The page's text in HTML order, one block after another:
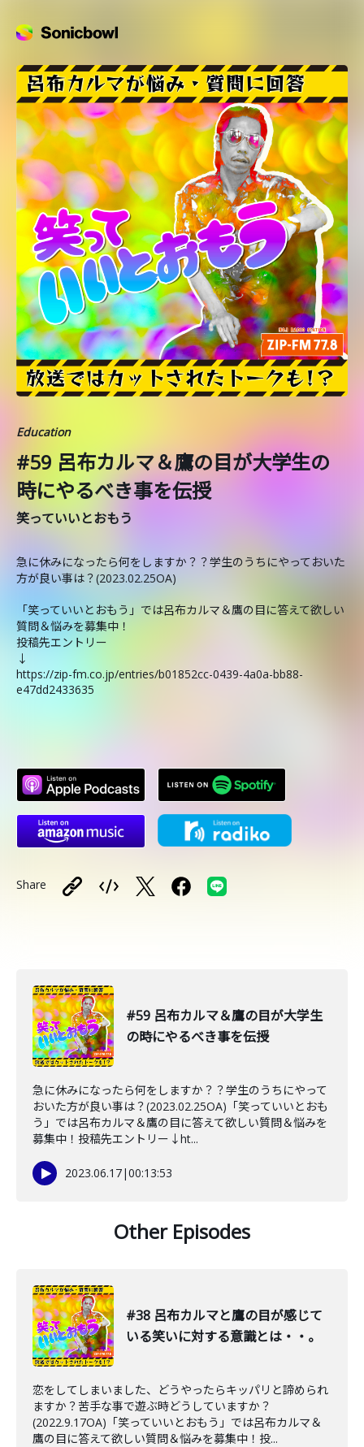
Education
#59 呂布カルマ＆鷹の目が大学生の
時にやるべき事を伝授
笑っていいとおもう
急に休みになったら何をしますか？？学生のうちにやっておいた
方が良い事は？(2023.02.25OA)
「笑っていいとおもう」では呂布カルマ＆鷹の目に答えて欲しい
質問＆悩みを募集中！
投稿先エントリー
↓
https://zip-fm.co.jp/entries/b01852cc-0439-4a0a-bb88-
e47dd2433635
Share
#59 呂布カルマ＆鷹の目が大学生
の時にやるべき事を伝授
急に休みになったら何をしますか？？学生のうちにやって
おいた方が良い事は？(2023.02.25OA)「笑っていいとおも
う」では呂布カルマ＆鷹の目に答えて欲しい質問＆悩みを
募集中！投稿先エントリー↓ht...
2023.06.17|00:13:53
Other Episodes
#38 呂布カルマと鷹の目が感じて
いる笑いに対する意識とは・・。
恋をしてしまいました、どうやったらキッパリと諦められ
ますか？苦手な事で遊ぶ時どうしていますか？
(2022.9.17OA)「笑っていいとおもう」では呂布カルマ＆
鷹の目に答えて欲しい質問＆悩みを募集中！投...